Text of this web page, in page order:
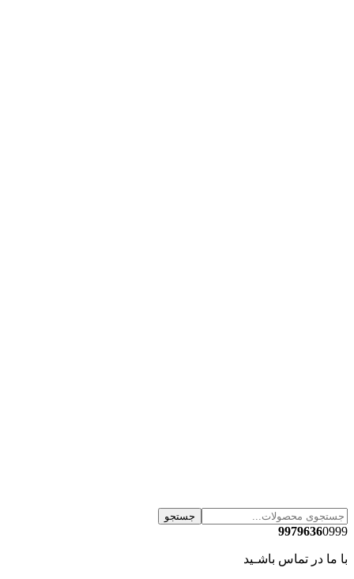
جستجو
99796360999
با ما در تماس باشـید